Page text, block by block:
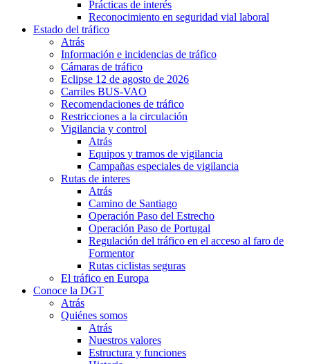
Prácticas de interés
Reconocimiento en seguridad vial laboral
Estado del tráfico
Atrás
Información e incidencias de tráfico
Cámaras de tráfico
Eclipse 12 de agosto de 2026
Carriles BUS-VAO
Recomendaciones de tráfico
Restricciones a la circulación
Vigilancia y control
Atrás
Equipos y tramos de vigilancia
Campañas especiales de vigilancia
Rutas de interes
Atrás
Camino de Santiago
Operación Paso del Estrecho
Operación Paso de Portugal
Regulación del tráfico en el acceso al faro de
Formentor
Rutas ciclistas seguras
El tráfico en Europa
Conoce la DGT
Atrás
Quiénes somos
Atrás
Nuestros valores
Estructura y funciones